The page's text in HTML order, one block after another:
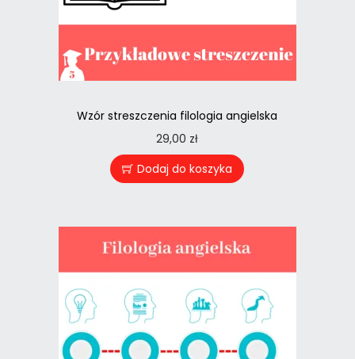
Wzór streszczenia filologia angielska
29,00 zł
Dodaj do koszyka